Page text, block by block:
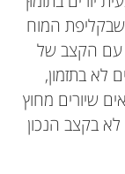
המוח
עם הקצב של
לא בתזמון,
שיורים מחוץ
בקצב הנכון